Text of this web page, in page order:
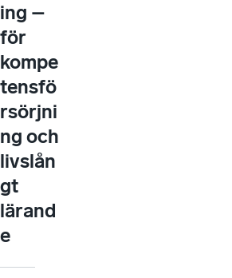
ing –
för
kompe
tensfö
rsörjni
ng och
livslån
gt
lärand
e